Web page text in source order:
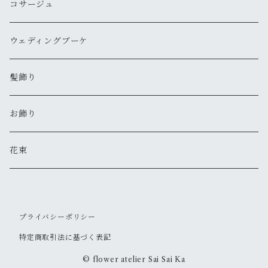
コサージュ
ウェディングブーケ
髪飾り
お飾り
花束
プライバシーポリシー
特定商取引法に基づく表記
© flower atelier Sai Sai Ka